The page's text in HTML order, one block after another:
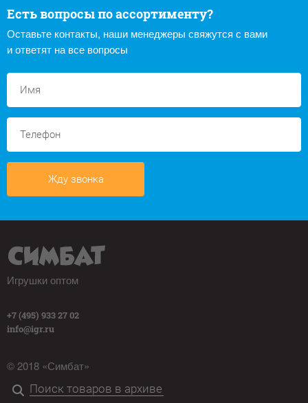
Есть вопросы по ассортименту?
Оставьте контакты, наши менеджеры свяжутся с вами
и ответят на все вопросы
Жду звонка
Игрушки оптом
+7 (495) 933 27 02
info@igr.ru
© 2018 «Симбат»